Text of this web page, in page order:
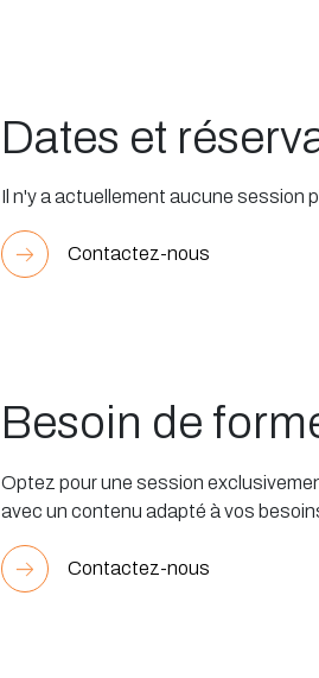
Dates et
Il n'y a actuellement aucune session
Contactez-nous
Besoin de
Optez pour une session
avec un contenu adapté à vos
Contactez-nous